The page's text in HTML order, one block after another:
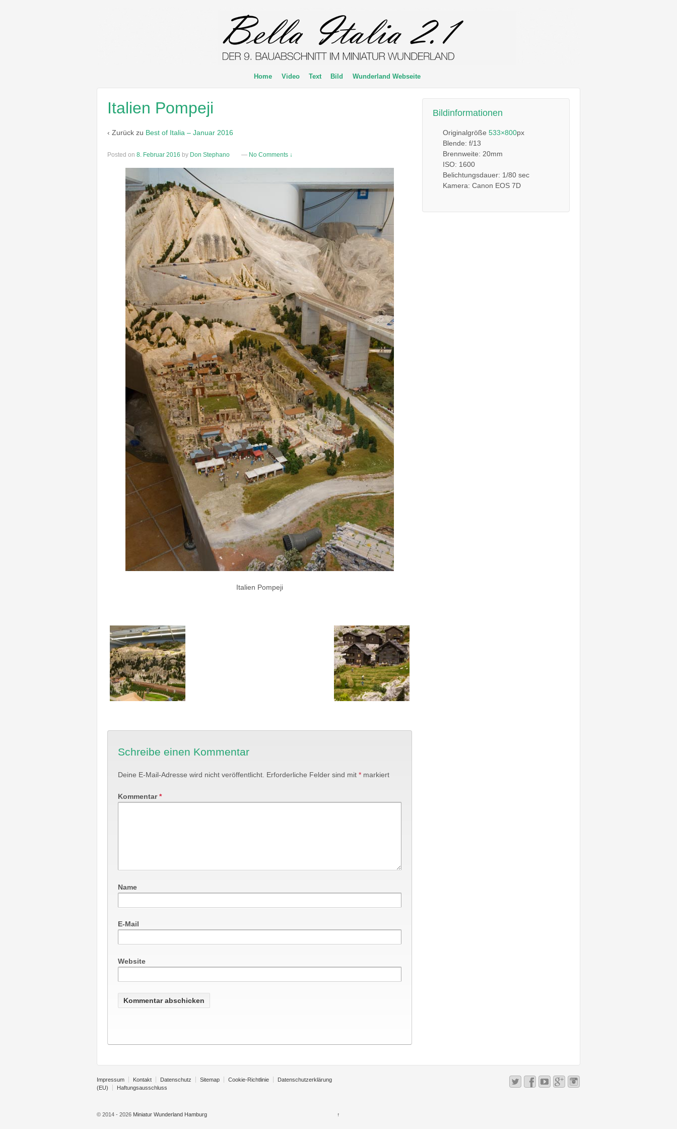
Home Video Text Bild Wunderland Webseite
Italien Pompeji
‹ Zurück zu Best of Italia – Januar 2016
Posted on 8. Februar 2016 by Don Stephano — No Comments ↓
Italien Pompeji
Schreibe einen Kommentar
Deine E-Mail-Adresse wird nicht veröffentlicht. Erforderliche Felder sind mit * markiert
Kommentar*
Name
E-Mail
Website
Bildinformationen
Originalgröße533×800px
Blende: f/13
Brennweite: 20mm
ISO: 1600
Belichtungsdauer: 1/80 sec
Kamera: Canon EOS 7D
Impressum Kontakt Datenschutz Sitemap Cookie-Richtlinie
Datenschutzerklärung
(EU)
Haftungsausschluss
© 2014 - 2026 Miniatur Wunderland Hamburg ↑